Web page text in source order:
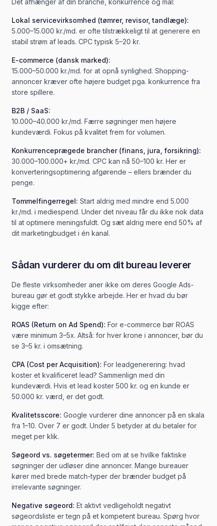
Det afhænger af din branche, konkurrence og mål:
Lokal servicevirksomhed (tømrer, revisor, tandlæge):
5.000–15.000 kr./md. er ofte tilstrækkeligt til at generere en
stabil strøm af leads. CPC typisk 5–20 kr.
E-commerce (dansk marked):
15.000–50.000 kr./md. for at opnå synlighed. Shopping-
annoncer kræver ofte højere budget pga. konkurrence fra
store spillere.
B2B / SaaS:
10.000–40.000 kr./md. Færre søgninger men højere
kundeværdi. Fokus på kvalitet frem for volumen.
Konkurrenceprægede brancher (finans, jura, forsikring):
30.000–100.000+ kr./md. CPC kan nå 50–100 kr. Her er
konverteringsoptimering afgørende – ellers brænder du
penge.
Tommelfingerregel: Start aldrig med mindre end 5.000
kr./md. i mediespend. Under det niveau får du ikke nok data
til at optimere meningsfuldt. Og sæt aldrig mere end 50% af
dit marketingbudget i én kanal.
Sådan vurderer du om dit bureau leverer
De fleste virksomheder aner ikke om deres Google Ads-
bureau gør et godt stykke arbejde. Her er hvad du bør
kigge efter:
ROAS (Return on Ad Spend): For e-commerce bør ROAS
være minimum 3–5x. Altså: for hver krone i annoncer, bør du
se 3–5 kr. i omsætning.
CPA (Cost per Acquisition): For leadgenerering: hvad
koster et kvalificeret lead? Sammenlign med din
kundeværdi. Hvis et lead koster 500 kr. og en kunde er
50.000 kr. værd, er det godt.
Kvalitetsscore: Google vurderer dine annoncer på en skala
fra 1–10. Over 7 er godt. Under 5 betyder at du betaler for
meget per klik.
Søgeord vs. søgetermer: Bed om at se hvilke faktiske
søgninger der udløser dine annoncer. Mange bureauer
kører med brede match-typer der brænder budget på
irrelevante søgninger.
Negative søgeord: Et aktivt vedligeholdt negativt
søgeordsliste er tegn på et kompetent bureau. Spørg hvor